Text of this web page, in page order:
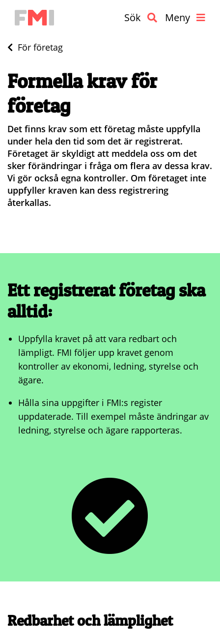
Sök Meny
För företag
Formella krav för
företag
Det finns krav som ett företag måste uppfylla
under hela den tid som det är registrerat.
Företaget är skyldigt att meddela oss om det
sker förändringar i fråga om flera av dessa krav.
Vi gör också egna kontroller. Om företaget inte
uppfyller kraven kan dess registrering
återkallas.
Ett registrerat företag ska
alltid:
Uppfylla kravet på att vara redbart och
lämpligt. FMI följer upp kravet genom
kontroller av ekonomi, ledning, styrelse och
ägare.
Hålla sina uppgifter i FMI:s register
uppdaterade. Till exempel måste ändringar av
ledning, styrelse och ägare rapporteras.
Redbarhet och lämplighet